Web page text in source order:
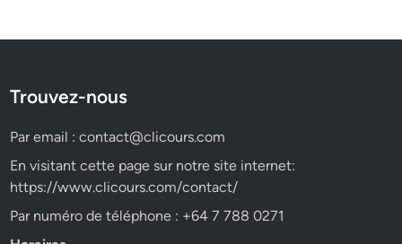
Trouvez-nous
Par email :contact@clicours.com
En visitant cette page sur notre site internet:
https://www.clicours.com/contact/
Par numéro de téléphone : +64 7 788 0271